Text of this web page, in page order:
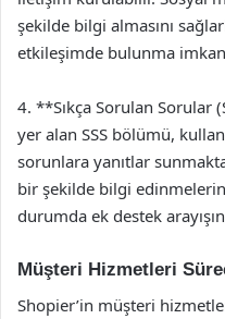
şekilde bilgi almasını
etkileşimde bulunma
4. **Sıkça Sorulan Sorular
yer alan SSS bölümü,
sorunlara yanıtlar
bir şekilde bilgi
durumda ek destek
Müşteri Hizmetleri
Shopier’in müşteri